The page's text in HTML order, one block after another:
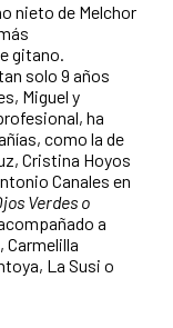
nieto de Melchor
gitano.
solo 9 años
Miguel y
ha
como la de
Cristina Hoyos
Canales en
Verdes o
a
Carmelilla
La Susi o